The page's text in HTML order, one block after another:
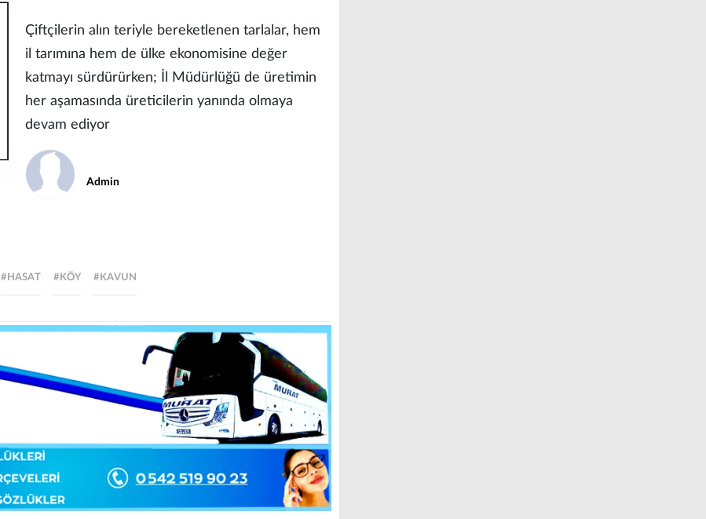
Çiftçilerin alın teriyle bereketlenen tarlalar, hem
il tarımına hem de ülke ekonomisine değer
katmayı sürdürürken; İl Müdürlüğü de üretimin
her aşamasında üreticilerin yanında olmaya
devam ediyor
Admin
#HASAT #KÖY #KAVUN